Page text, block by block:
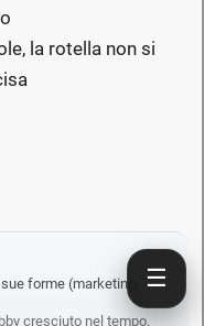
la rotella non si
forme (marketing,
cresciuto nel tempo.
☰